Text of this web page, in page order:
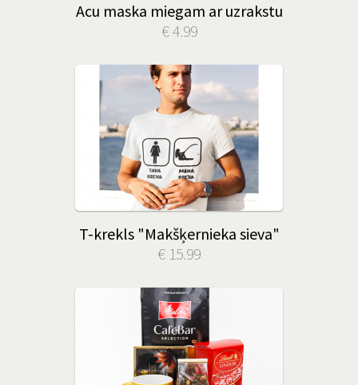
Acu maska miegam ar uzrakstu
€ 4.99
T-krekls "Makšķernieka sieva"
€ 15.99